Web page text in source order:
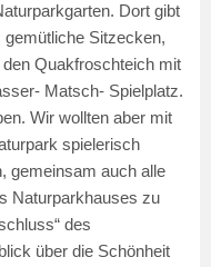
Dort gibt
Sitzecken,
Quakfroschteich mit
Matsch- Spielplatz.
Wir wollten aber mit
spielerisch
gemeinsam auch alle
Naturparkhauses zu
des
über die Schönheit